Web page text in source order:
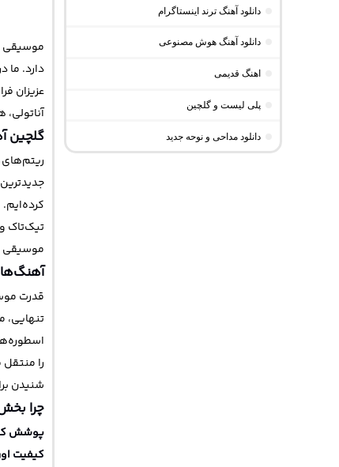
موسیقی
دارد. ما
عزیزان
گلچین
کرده‌ایم.
تیک‌تاک و
موسیقی
قدرت
تنهایی،
را
شنیدن
چرا
پوشش
کیفیت
دانلود آهنگ ترند اینستاگرام
دانلود آهنگ هوش مصنوعی
اهنگ قدیمی
پلی لیست و گلچین
دانلود مداحی و نوحه جدید